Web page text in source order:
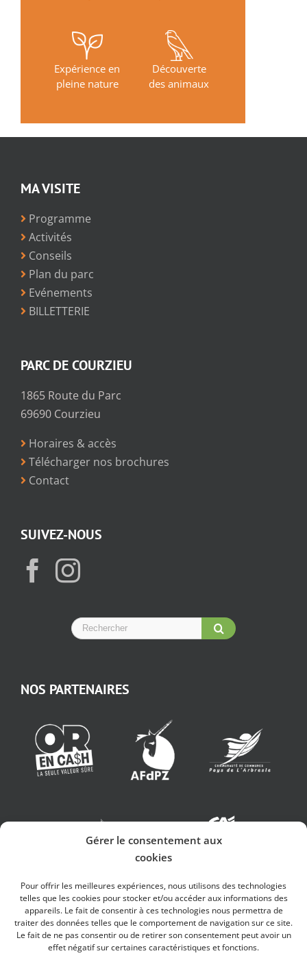
Gérer le consentement aux
cookies
Pour offrir les meilleures expériences, nous utilisons des technologies
telles que les cookies pour stocker et/ou accéder aux informations des
appareils. Le fait de consentir à ces technologies nous permettra de
traiter des données telles que le comportement de navigation sur ce site.
Le fait de ne pas consentir ou de retirer son consentement peut avoir un
effet négatif sur certaines caractéristiques et fonctions.
Expérience en
pleine nature
Découverte
des animaux
MA VISITE
Programme
Activités
Conseils
Plan du parc
Evénements
BILLETTERIE
PARC DE COURZIEU
1865 Route du Parc
69690 Courzieu
Horaires & accès
Télécharger nos brochures
Contact
SUIVEZ-NOUS
NOS PARTENAIRES